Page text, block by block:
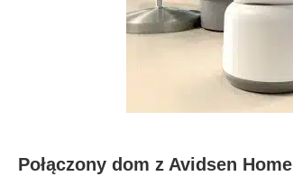
Połączony dom z Avidsen Home